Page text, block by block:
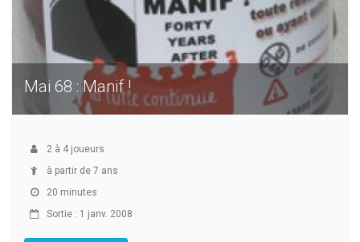
Mai 68 : Manif !
2 à 4 joueurs
à partir de 7 ans
20 minutes
Sortie : 1 janv. 2008